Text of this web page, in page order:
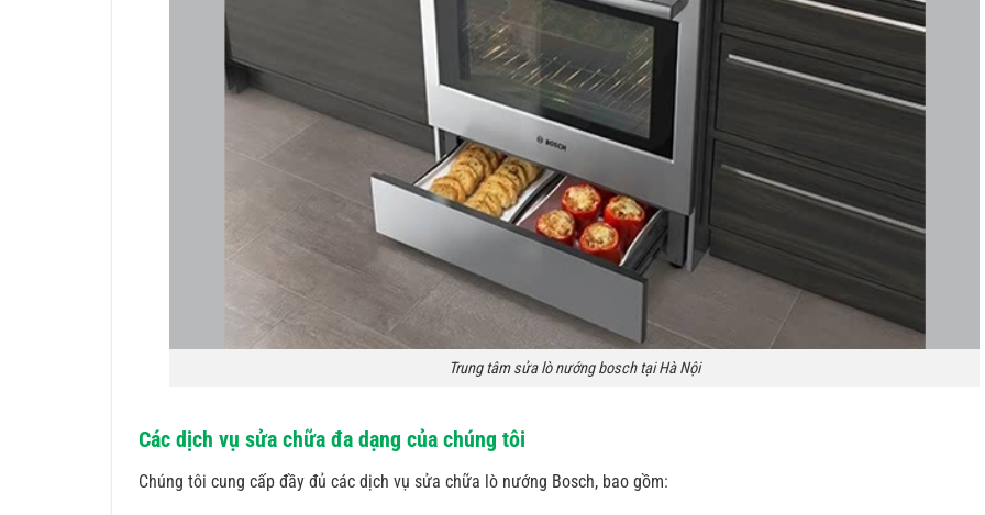
Trung tâm sửa lò nướng bosch tại Hà Nội
Các dịch vụ sửa chữa đa dạng của chúng tôi
Chúng tôi cung cấp đầy đủ các dịch vụ sửa chữa lò nướng Bosch, bao gồm: